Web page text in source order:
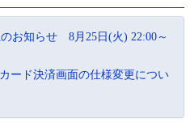
お知らせ 8月25日(火) 22:00～
ード決済画面の仕様変更につい